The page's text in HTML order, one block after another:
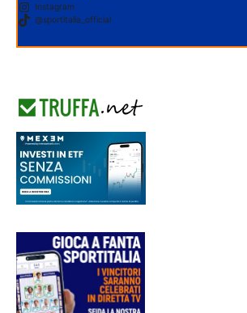
Instagram
@sportitalia_official